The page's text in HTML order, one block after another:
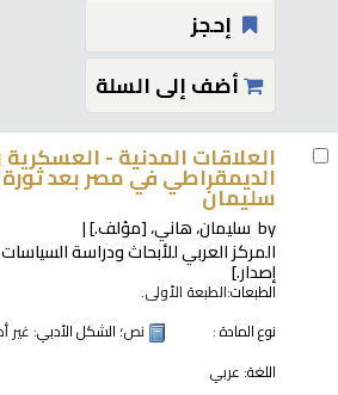
إحجز
أضف إلى السلة
العلاقات المدنية -
الديمقراطي في مصر بعد ثورة 25
سليمان
by سليمان، هاني،[مؤلف.]
المركز العربي للأبحاث ودراسة
إصدار.]
الطبعات:الطبعة الأولى.
نوع المادة :
نص؛ الشكل الأدبي: غير
اللغة: عربي